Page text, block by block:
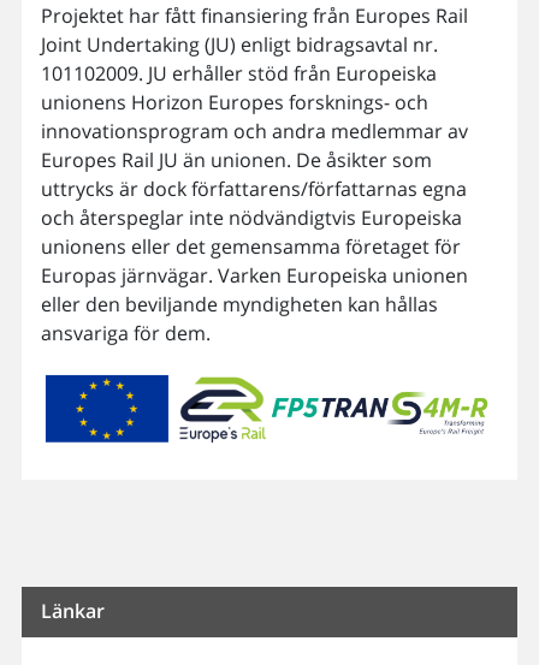
Projektet har fått finansiering från Europes Rail
Joint Undertaking (JU) enligt bidragsavtal nr.
101102009. JU erhåller stöd från Europeiska
unionens Horizon Europes forsknings- och
innovationsprogram och andra medlemmar av
Europes Rail JU än unionen. De åsikter som
uttrycks är dock författarens/författarnas egna
och återspeglar inte nödvändigtvis Europeiska
unionens eller det gemensamma företaget för
Europas järnvägar. Varken Europeiska unionen
eller den beviljande myndigheten kan hållas
ansvariga för dem.
Länkar